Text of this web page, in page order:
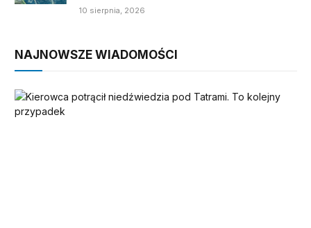
10 sierpnia, 2026
NAJNOWSZE WIADOMOŚCI